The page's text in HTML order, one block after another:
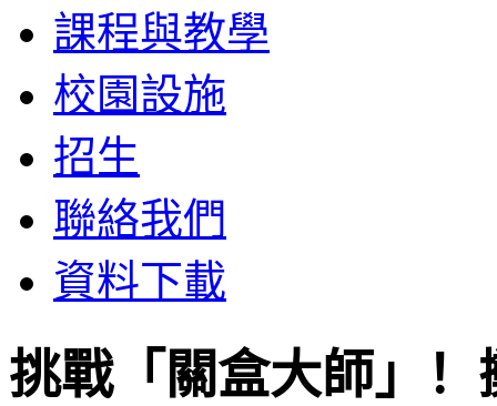
課程與教學
校園設施
招生
聯絡我們
資料下載
挑戰「關盒大師」！